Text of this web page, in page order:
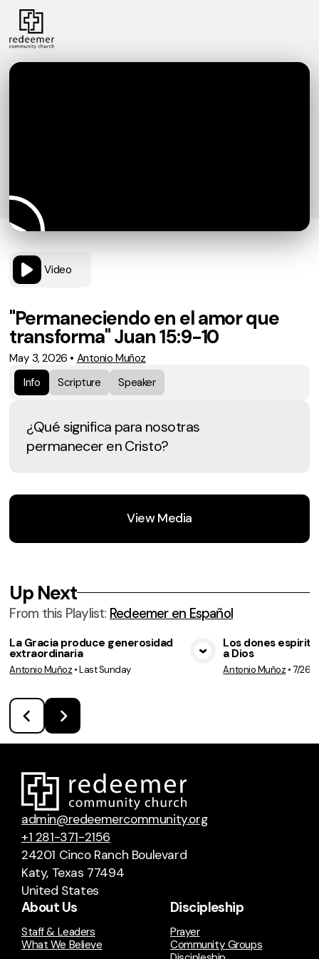
Video
"Permaneciendo en el amor que
transforma" Juan 15:9-10
May 3, 2026 • Antonio Muñoz
Info
Scripture Speaker
¿Qué significa para nosotras
permanecer en Cristo?
View Media
Up Next
From this Playlist: Redeemer en Español
La Gracia produce generosidad
extraordinaria
Antonio Muñoz •Last Sunday
Los dones
a Dios
Antonio Muñoz •7/26/
admin@redeemercommunity.org
+1 281-371-2156
24201 Cinco Ranch Boulevard
Katy, Texas 77494
United States
About Us
Staff & Leaders
What We Believe
Discipleship
Prayer
Community Groups